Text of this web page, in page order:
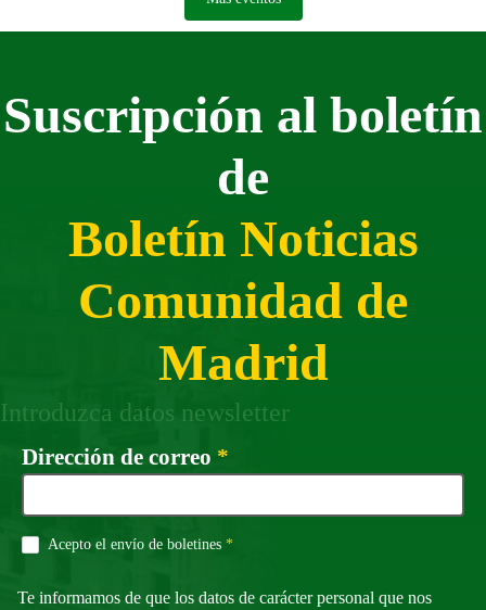
Suscripción al boletín
de
Boletín Noticias
Comunidad de
Madrid
Introduzca datos newsletter
Dirección de correo *
Acepto el envío de boletines *Campo obligatorio
Te informamos de que los datos de carácter personal que nos